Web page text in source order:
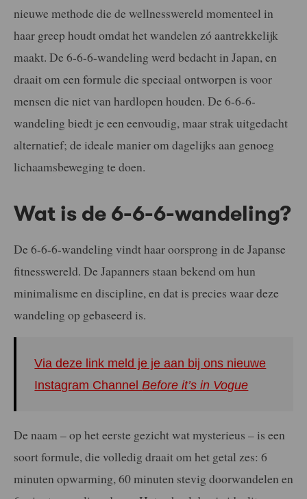
nieuwe methode die de wellnesswereld momenteel in
haar greep houdt omdat het wandelen zó aantrekkelijk
maakt. De 6-6-6-wandeling werd bedacht in Japan, en
draait om een formule die speciaal ontworpen is voor
mensen die niet van hardlopen houden. De 6-6-6-
wandeling biedt je een eenvoudig, maar strak uitgedacht
alternatief; de ideale manier om dagelijks aan genoeg
lichaamsbeweging te doen.
Wat is de 6-6-6-wandeling?
De 6-6-6-wandeling vindt haar oorsprong in de Japanse
fitnesswereld. De Japanners staan bekend om hun
minimalisme en discipline, en dat is precies waar deze
wandeling op gebaseerd is.
Via deze link meld je je aan bij ons nieuwe
Instagram ChannelBefore it’s in Vogue
De naam – op het eerste gezicht wat mysterieus – is een
soort formule, die volledig draait om het getal zes: 6
minuten opwarming, 60 minuten stevig doorwandelen en